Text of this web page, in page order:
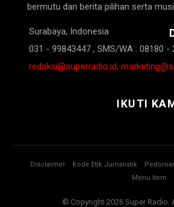
bermutu dan berita pilihan serta
Surabaya, Indonesia
031 - 99843447 , SMS/WA : 08180 -
redaksi@superradio.id,
IKUTI
Disclaimer Kode Etik Jurnalistik
Menu Item
© Copyright 2026 Super Radio.